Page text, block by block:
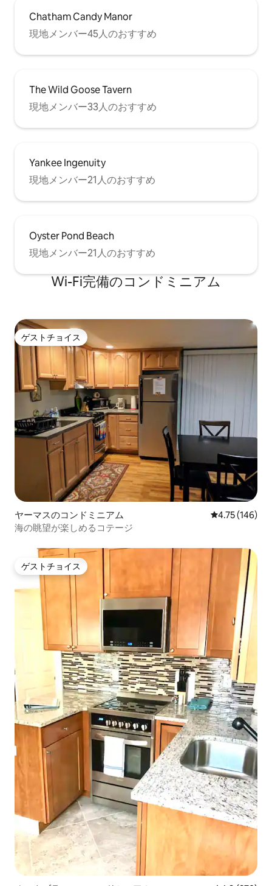
Chatham Candy Manor
現地メンバー45人のおすすめ
The Wild Goose Tavern
現地メンバー33人のおすすめ
Yankee Ingenuity
現地メンバー21人のおすすめ
Oyster Pond Beach
現地メンバー21人のおすすめ
Wi-Fi完備のコンドミニアム
ゲストチョイス
ゲストチョイス
ヤーマスのコンドミニアム レビュー146
4.75 (146)
海の眺望が楽しめるコテージ
ゲストチョイス
ゲストチョイス